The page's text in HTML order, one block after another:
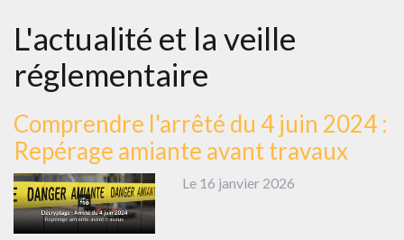
L'actualité et la veille
réglementaire
Comprendre l'arrêté du 4 juin 2024 :
Repérage amiante avant travaux
Le 16 janvier 2026